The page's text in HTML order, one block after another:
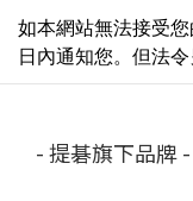
如本網站無法接受
日內通知您。但法令
- 提碁旗下品牌 -